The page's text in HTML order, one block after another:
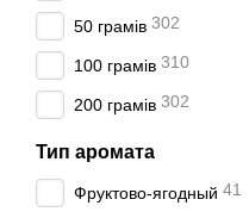
50 грамів 302
100 грамів 310
200 грамів 302
Тип аромата
Фруктово-ягодный 41